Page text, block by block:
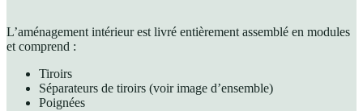
L’aménagement intérieur est livré entièrement assemblé en modules
et comprend :
Tiroirs
Séparateurs de tiroirs (voir image d’ensemble)
Poignées